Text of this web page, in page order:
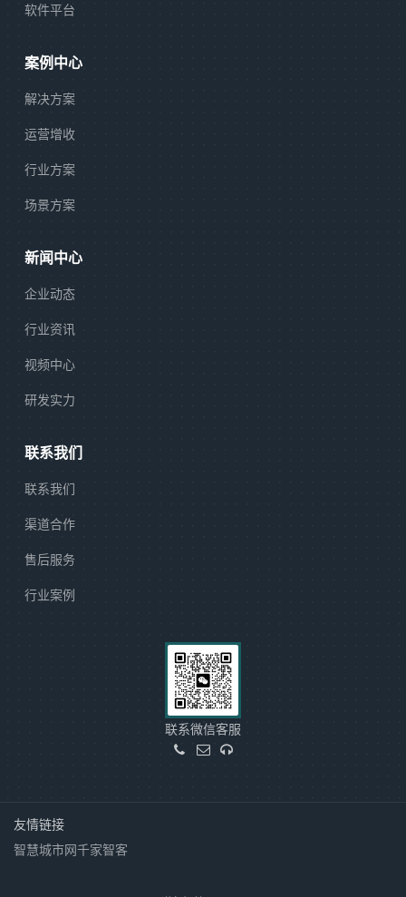
软件平台
案例中心
解决方案
运营增收
行业方案
场景方案
新闻中心
企业动态
行业资讯
视频中心
研发实力
联系我们
联系我们
渠道合作
售后服务
行业案例
联系微信客服
友情链接
智慧城市网千家智客